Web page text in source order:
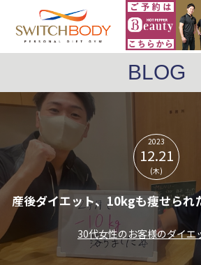
BLOG
2023
12.21
(木)
産後ダイエット、10kgも痩せら
30代女性のお客様のダイエ